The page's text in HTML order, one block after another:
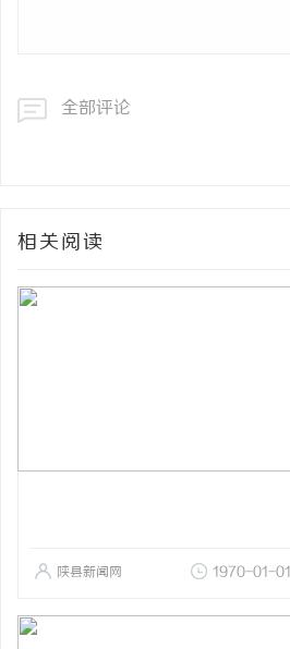
全部评论
相关阅读
陕县新闻网 1970-01-01